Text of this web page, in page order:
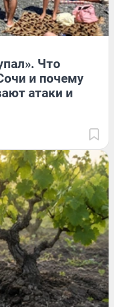
Что
и почему
атаки и